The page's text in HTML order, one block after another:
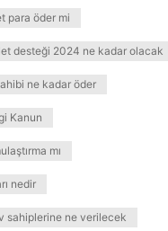
para öder mi
desteği 2024 ne kadar olacak
ne kadar öder
Kanun
mı
nedir
sahiplerine ne verilecek